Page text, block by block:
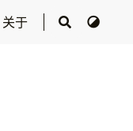
关于